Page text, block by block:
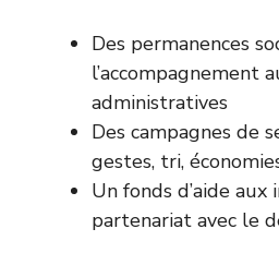
Des permanences
l’accompagnement
administratives
Des campagnes de
gestes, tri,
Un fonds d’aide
partenariat avec le